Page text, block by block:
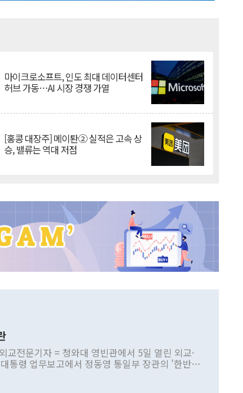
마이크로소프트, 인도 최대 데이터센터
허브 가동…AI 시장 경쟁 가열
[홍콩 대장주] 메이퇀② 실적은 고속 상
승, 밸류는 역대 저점
교전문기자 = 청와대 영빈관에서 5일 열린 외교·
통령 업무보고에서 정동영 통일부 장관의 '한반도
을 거치지 않은 사안을 정책으로 추진하겠다고 공